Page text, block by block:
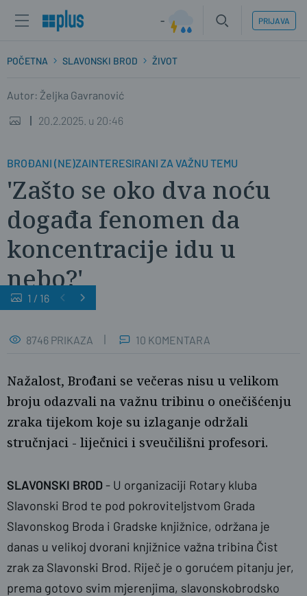
- PRIJAVA
POČETNA SLAVONSKI BROD ŽIVOT
Autor: Željka Gavranović
20.2.2025. u 20:46
BROĐANI (NE)ZAINTERESIRANI ZA VAŽNU TEMU
'Zašto se oko dva noću
događa fenomen da
koncentracije idu u
nebo?'
Ivica Galović/Pixsell
1 / 16
8746 PRIKAZA 10 KOMENTARA
Nažalost, Brođani se večeras nisu u velikom
broju odazvali na važnu tribinu o onečišćenju
zraka tijekom koje su izlaganje održali
stručnjaci - liječnici i sveučilišni profesori.
SLAVONSKI BROD- U organizaciji Rotary kluba
Slavonski Brod te pod pokroviteljstvom Grada
Slavonskog Broda i Gradske knjižnice, održana je
danas u velikoj dvorani knjižnice važna tribina Čist
zrak za Slavonski Brod. Riječ je o gorućem pitanju jer,
prema gotovo svim mjerenjima, slavonskobrodsko